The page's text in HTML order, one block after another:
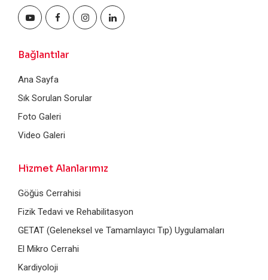
Bağlantılar
Ana Sayfa
Sık Sorulan Sorular
Foto Galeri
Video Galeri
Hizmet Alanlarımız
Göğüs Cerrahisi
Fizik Tedavi ve Rehabilitasyon
GETAT (Geleneksel ve Tamamlayıcı Tıp) Uygulamaları
El Mikro Cerrahi
Kardiyoloji